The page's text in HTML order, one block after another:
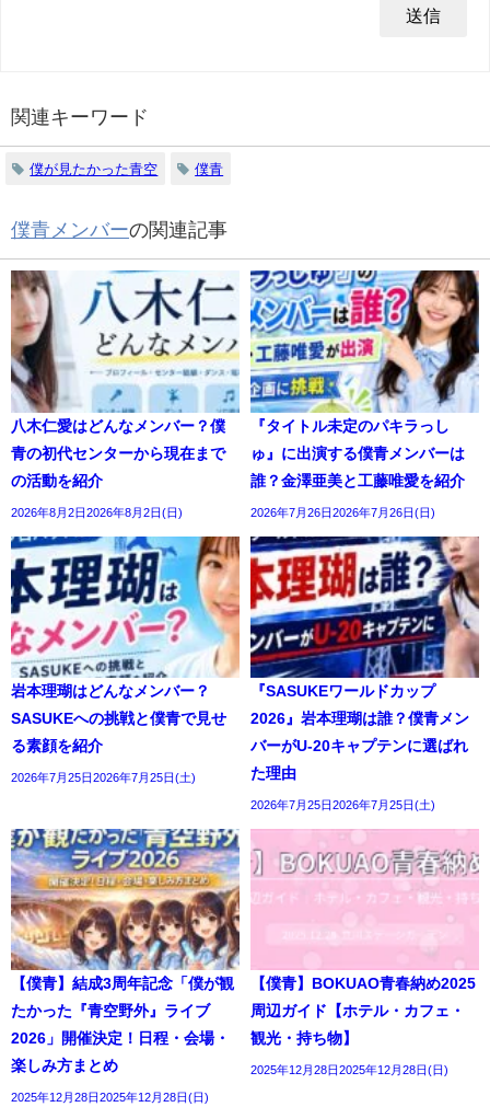
関連キーワード
僕が見たかった青空 僕青
僕青メンバーの関連記事
八木仁愛はどんなメンバー？僕
青の初代センターから現在まで
の活動を紹介
2026年8月2日2026年8月2日(日)
『タイトル未定のパキラっし
ゅ』に出演する僕青メンバーは
誰？金澤亜美と工藤唯愛を紹介
2026年7月26日2026年7月26日(日)
岩本理瑚はどんなメンバー？
SASUKEへの挑戦と僕青で見せ
る素顔を紹介
2026年7月25日2026年7月25日(土)
『SASUKEワールドカップ
2026』岩本理瑚は誰？僕青メン
バーがU-20キャプテンに選ばれ
た理由
2026年7月25日2026年7月25日(土)
【僕青】結成3周年記念「僕が観
たかった『青空野外』ライブ
2026」開催決定！日程・会場・
楽しみ方まとめ
2025年12月28日2025年12月28日(日)
【僕青】BOKUAO青春納め2025
周辺ガイド【ホテル・カフェ・
観光・持ち物】
2025年12月28日2025年12月28日(日)